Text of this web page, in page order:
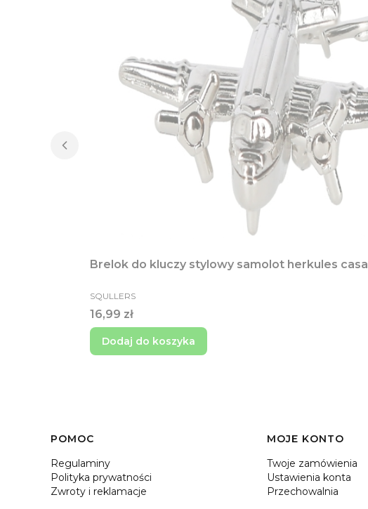
Brelok do kluczy stylowy samolot herkules casa
PRODUCENT
SQULLERS
Cena
16,99 zł
Dodaj do koszyka
Linki w stopce
POMOC
Regulaminy
Polityka prywatności
Zwroty i reklamacje
MOJE KONTO
Twoje zamówienia
Ustawienia konta
Przechowalnia